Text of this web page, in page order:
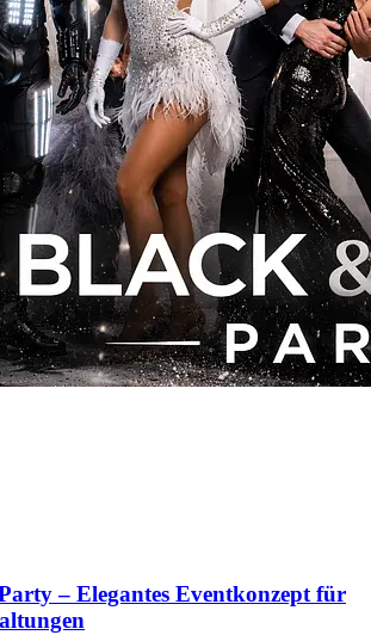
– Elegantes Eventkonzept für